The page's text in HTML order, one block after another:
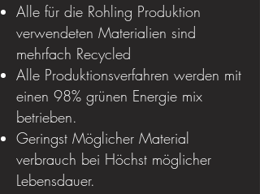
Alle für die Rohling Produktion
verwendeten Materialien sind
mehrfach Recycled
Alle Produktionsverfahren werden mit
einen 98% grünen Energie mix
betrieben.
Geringst Möglicher Material
verbrauch bei Höchst möglicher
Lebensdauer.